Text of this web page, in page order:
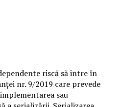
riscă să intre în
nr. 9/2019 care prevede
sau